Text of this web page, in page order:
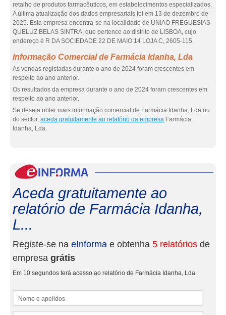
retalho de produtos farmacêuticos, em estabelecimentos especializados.
A última atualização dos dados empresariais foi em 13 de dezembro de
2025. Esta empresa encontra-se na localidade de UNIAO FREGUESIAS
QUELUZ BELAS SINTRA, que pertence ao distrito de LISBOA, cujo
endereço é R DA SOCIEDADE 22 DE MAIO 14 LOJA C, 2605-115.
Informação Comercial de Farmácia Idanha, Lda
As vendas registadas durante o ano de 2024 foram crescentes em
respeito ao ano anterior.
Os resultados da empresa durante o ano de 2024 foram crescentes em
respeito ao ano anterior.
Se deseja obter mais informação comercial de Farmácia Idanha, Lda ou
do sector, aceda gratuitamente ao relatório da empresa Farmácia
Idanha, Lda.
Aceda gratuitamente ao
relatório de Farmácia Idanha,
L...
Registe-se na eInforma e obtenha 5 relatórios de
empresa grátis
Em 10 segundos terá acesso ao relatório de Farmácia Idanha, Lda